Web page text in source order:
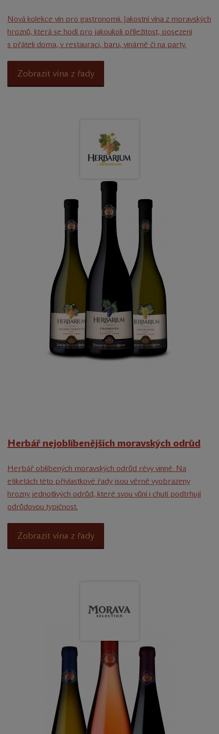
Nová kolekce vín pro gastronomii. Jakostní vína z moravských
hroznů, která se hodí pro jakoukoli příležitost, posezení
s přáteli doma, v restauraci, baru, vinárně či na party.
Zobrazit vína z řady
Herbář nejoblíbenějších moravských odrůd
Herbář oblíbených moravských odrůd révy vinné. Na
etiketách této přívlastkové řady jsou věrně vyobrazeny
hrozny jednotlivých odrůd, které svou vůní i chutí podtrhují
odrůdovou typičnost.
Zobrazit vína z řady